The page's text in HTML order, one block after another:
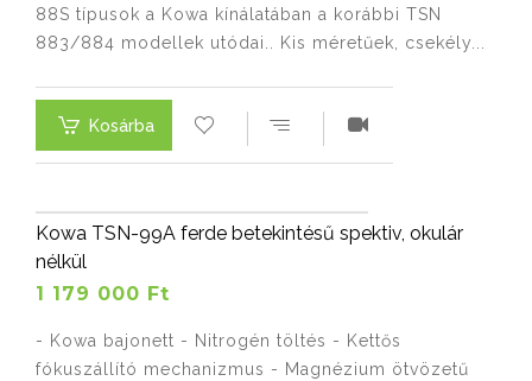
88S típusok a Kowa kínálatában a korábbi TSN
883/884 modellek utódai.. Kis méretűek, csekély...
Kosárba
Kowa TSN-99A ferde betekintésű spektiv, okulár
nélkül
1 179 000 Ft
- Kowa bajonett - Nitrogén töltés - Kettős
fókuszállító mechanizmus - Magnézium ötvözetű